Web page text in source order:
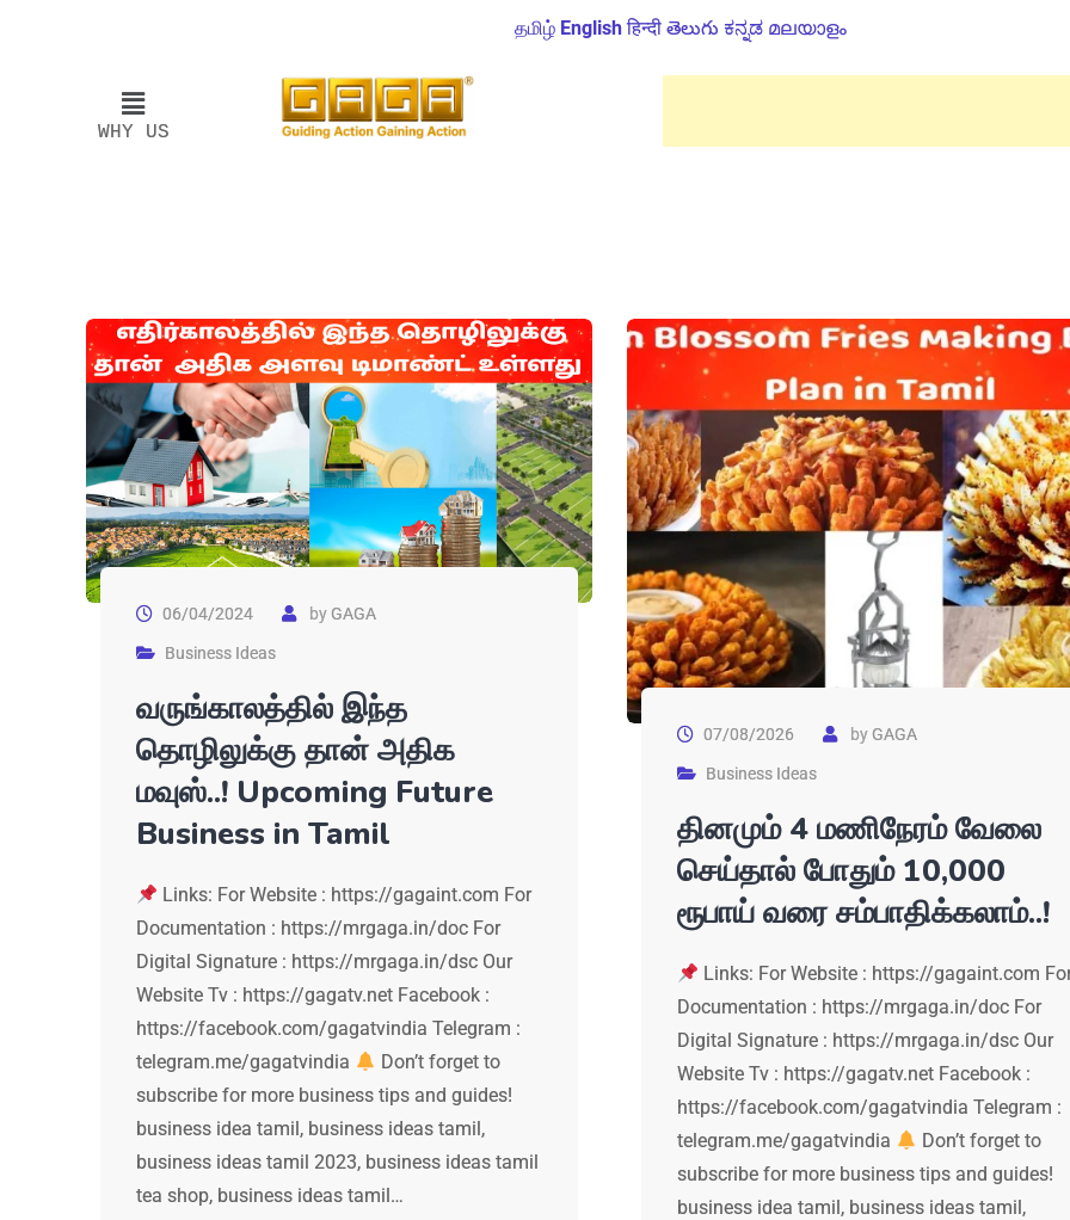
தமிழ் English हिन्दी తెలుగు ಕನ್ನಡ മലയാളം
WHY US
06/04/2024 byGAGA
Business Ideas
வருங்காலத்தில் இந்த
தொழிலுக்கு தான் அதிக
மவுஸ்..! Upcoming Future
Business in Tamil
Links: For Website : https://gagaint.com For
Documentation : https://mrgaga.in/doc For
Digital Signature : https://mrgaga.in/dsc Our
Website Tv : https://gagatv.net Facebook :
https://facebook.com/gagatvindia Telegram :
telegram.me/gagatvindia
Don’t forget to
subscribe for more business tips and guides!
business idea tamil, business ideas tamil,
business ideas tamil 2023, business ideas tamil
tea shop, business ideas tamil…
07/08/2026 byGAGA
Business Ideas
தினமும் 4 மணிநேரம் வேலை
செய்தால் போதும் 10,000
ரூபாய் வரை சம்பாதிக்கலாம்..!
Links: For Website : https://gagaint.com
Documentation : https://mrgaga.in/doc For
Digital Signature : https://mrgaga.in/dsc Our
Website Tv : https://gagatv.net Facebook :
https://facebook.com/gagatvindia Telegram :
telegram.me/gagatvindia
Don’t forget to
subscribe for more business tips and guides!
business idea tamil, business ideas tamil,